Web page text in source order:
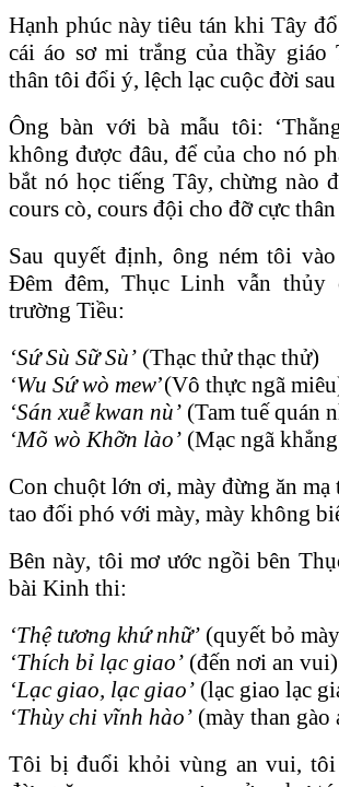
Hạnh phúc này tiêu tán khi Tây
cái áo sơ mi trắng của thầy giáo
thân tôi đổi ý, lệch lạc cuộc đời sau
Ông bàn với bà mẫu tôi:
không được đâu, để của cho nó
bắt nó học tiếng Tây, chừng nào
cours cò, cours đội cho đỡ cực thân
Sau quyết định, ông ném tôi
Ðêm đêm, Thục Linh vẫn thủy
trường Tiều:
‘Sứ Sù Sữ Sù’ (Thạc thử thạc thử)
‘Wu Sứ wò mew’(Vô thực ngã
‘Sán xuễ kwan nù’ (Tam tuế quán
‘Mõ wò Khỡn lào’ (Mạc ngã
Con chuột lớn ơi, mày đừng ăn mạ
tao đối phó với mày, mày không
Bên này, tôi mơ ước ngồi bên
bài Kinh thi:
‘Thệ tương khứ nhữ’ (quyết bỏ
‘Thích bỉ lạc giao’ (đến nơi an vui)
‘Lạc giao, lạc giao’ (lạc giao lạc
‘Thùy chi vĩnh hào’ (mày than gào
Tôi bị đuổi khỏi vùng an vui, tôi